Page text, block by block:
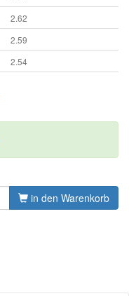
2.62
2.59
2.54
in den Warenkorb